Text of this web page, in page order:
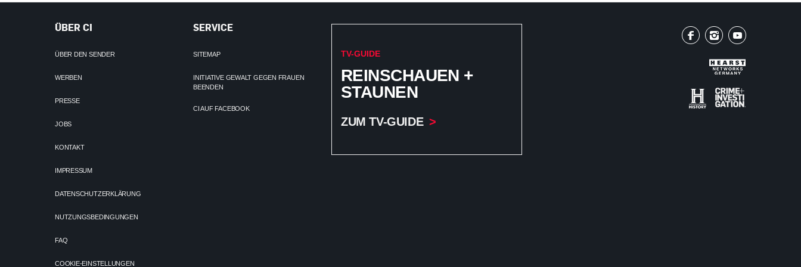
TV-GUIDE
REINSCHAUEN +
STAUNEN
ZUM TV-GUIDE
ÜBER CI
ÜBER DEN SENDER
WERBEN
PRESSE
JOBS
KONTAKT
IMPRESSUM
DATENSCHUTZERKLÄRUNG
NUTZUNGSBEDINGUNGEN
FAQ
COOKIE-EINSTELLUNGEN
SERVICE
SITEMAP
INITIATIVE GEWALT GEGEN FRAUEN
BEENDEN
CI AUF FACEBOOK